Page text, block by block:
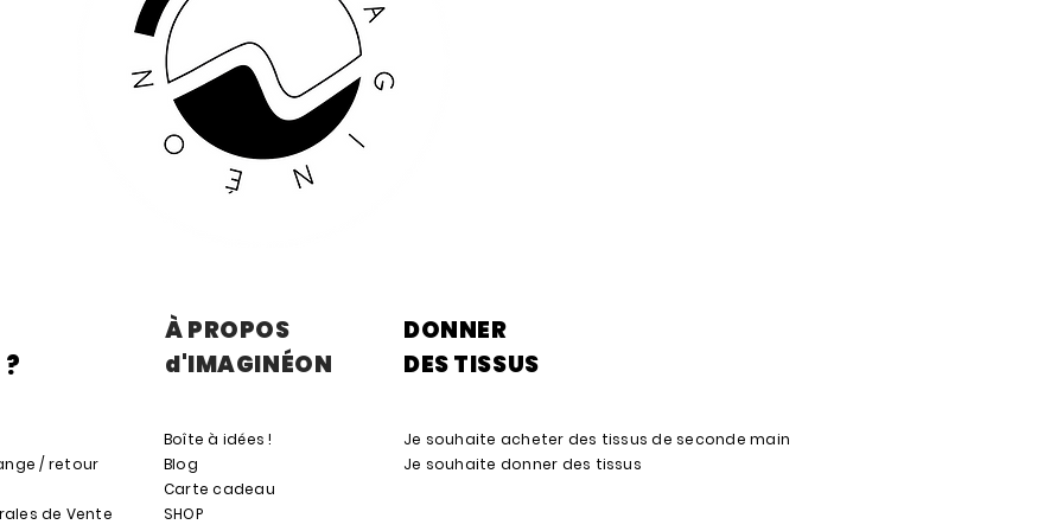
À PROPOS
d'IMAGINÉON
DONNER
DES TISSUS
/ retour
de Vente
Boîte à idées !
Blog
Carte cadeau
SHOP
Je souhaite acheter des tissus de seconde main
Je souhaite donner des tissus